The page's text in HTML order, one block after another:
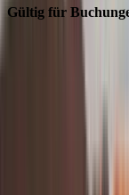
Gültig für